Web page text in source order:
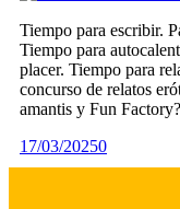
Tiempo para escribir.
Tiempo para
placer. Tiempo para
concurso de relatos
amantis y Fun
17/03/20250